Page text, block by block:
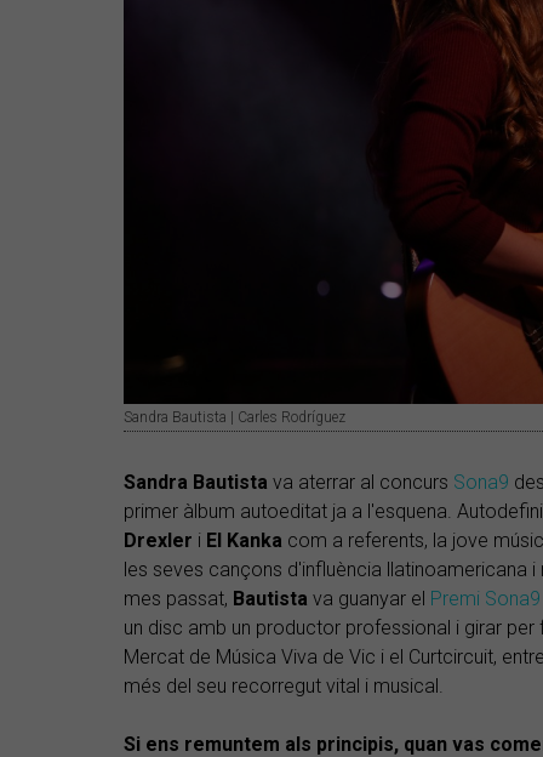
Sandra Bautista | Carles Rodríguez
Sandra Bautista va aterrar al concurs Sona9
primer àlbum autoeditat ja a l'esquena.
Drexler i El Kanka com a referents, la jove
les seves cançons d'influència llatinoamericana
mes passat, Bautista va guanyar el Premi
un disc amb un productor professional i girar per
Mercat de Música Viva de Vic i el Curtcircuit,
més del seu recorregut vital i musical.
Si ens remuntem als principis, quan vas